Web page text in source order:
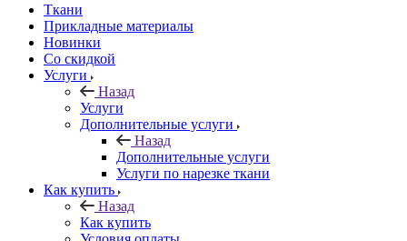
Ткани
Прикладные материалы
Новинки
Со скидкой
Услуги
Назад
Услуги
Дополнительные услуги
Назад
Дополнительные услуги
Услуги по нарезке ткани
Как купить
Назад
Как купить